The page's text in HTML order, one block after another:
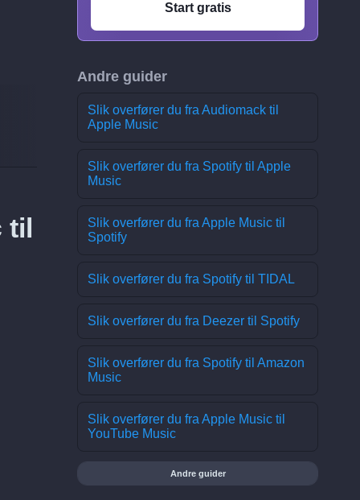
til
Start gratis
Andre guider
Slik overfører du fra Audiomack til
Apple Music
Slik overfører du fra Spotify til Apple
Music
Slik overfører du fra Apple Music til
Spotify
Slik overfører du fra Spotify til TIDAL
Slik overfører du fra Deezer til Spotify
Slik overfører du fra Spotify til Amazon
Music
Slik overfører du fra Apple Music til
YouTube Music
Andre guider